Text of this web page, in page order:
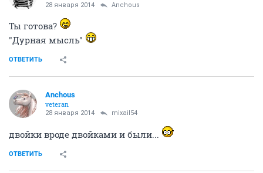
28 января 2014 Аnchous
Ты готова?
"Дурная мысль"
ОТВЕТИТЬ
Аnchous
veteran
28 января 2014 mixail54
двойки вроде двойками и были...
ОТВЕТИТЬ